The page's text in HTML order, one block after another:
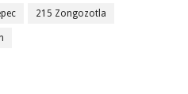
215 Zongozotla